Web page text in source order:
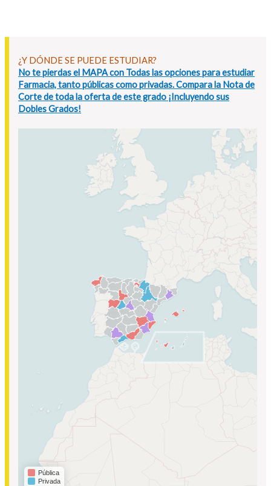
¿Y DÓNDE SE PUEDE ESTUDIAR?
No te pierdas el MAPA con Todas las opciones para estudiar
Farmacia, tanto públicas como privadas. Compara la Nota de
Corte de toda la oferta de este grado ¡Incluyendo sus
Dobles Grados!
Pública
Privada